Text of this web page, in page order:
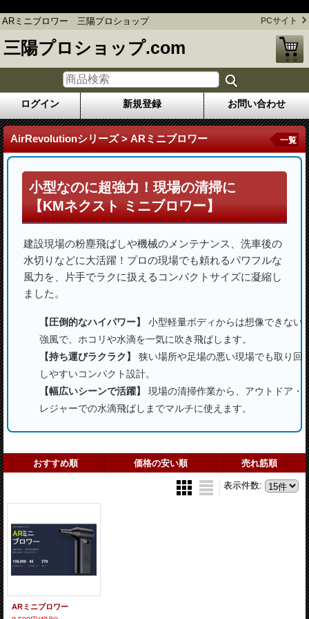
ARミニブロワー 三陽プロショップ PCサイト
三陽プロショップ.com
ログイン 新規登録 お問い合わせ
AirRevolutionシリーズ > ARミニブロワー
小型なのに超強力！現場の清掃に
【KMネクスト ミニブロワー】
建設現場の粉塵飛ばしや機械のメンテナンス、洗車後の
水切りなどに大活躍！プロの現場でも頼れるパワフルな
風力を、片手でラクに扱えるコンパクトサイズに凝縮し
ました。
【圧倒的なハイパワー】
小型軽量ボディからは想像できない
強風で、ホコリや水滴を一気に吹き飛ばします。
【持ち運びラクラク】
狭い場所や足場の悪い現場でも取り回
しやすいコンパクト設計。
【幅広いシーンで活躍】
現場の清掃作業から、アウトドア・
レジャーでの水滴飛ばしまでマルチに使えます。
一覧
おすすめ順 価格の安い順 売れ筋順
表示件数:
ARミニブロワー